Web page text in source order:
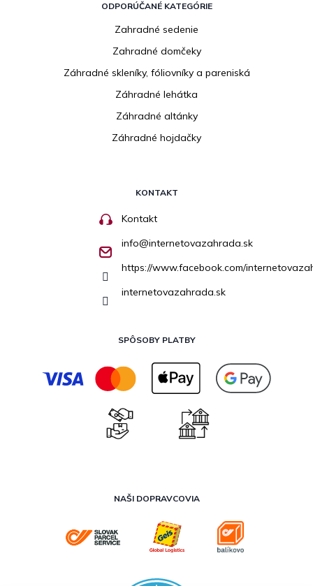
ODPORÚČANÉ KATEGÓRIE
Zahradné sedenie
Zahradné domčeky
Záhradné skleníky, fóliovníky a pareniská
Záhradné lehátka
Záhradné altánky
Záhradné hojdačky
KONTAKT
Kontakt
info@internetovazahrada.sk
https://www.facebook.com/
internetovazahrada.sk
SPÔSOBY PLATBY
NAŠI DOPRAVCOVIA